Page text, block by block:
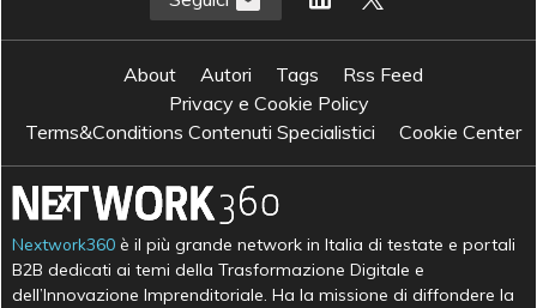
About Autori Tags
Rss Feed
Privacy e Cookie Policy
Terms&Conditions Contenuti Specialistici
Cookie Center
Nextwork360 è il più grande network in Italia di testate e portali
B2B dedicati ai temi della Trasformazione Digitale e
dell’Innovazione Imprenditoriale. Ha la missione di diffondere la